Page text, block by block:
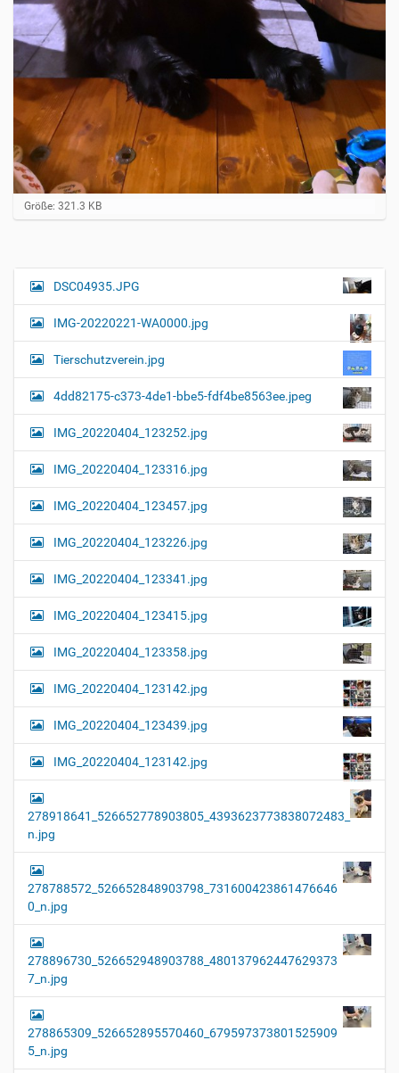
Z
e
e
i
l
r
e
…
Größe: 321.3 KB
N
a
i
g
a
t
i
o
n
DSC04935.JPG
IMG-20220221-WA0000.jpg
Tierschutzverein.jpg
4dd82175-c373-4de1-bbe5-fdf4be8563ee.jpeg
IMG_20220404_123252.jpg
IMG_20220404_123316.jpg
IMG_20220404_123457.jpg
IMG_20220404_123226.jpg
IMG_20220404_123341.jpg
IMG_20220404_123415.jpg
IMG_20220404_123358.jpg
IMG_20220404_123142.jpg
IMG_20220404_123439.jpg
IMG_20220404_123142.jpg
278918641_526652778903805_4393623773838072483_
n.jpg
278788572_526652848903798_731600423861476646
0_n.jpg
278896730_526652948903788_480137962447629373
7_n.jpg
278865309_526652895570460_679597373801525909
5_n.jpg